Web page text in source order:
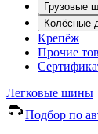
Грузовые
Колёсные
Крепёж
Прочие
Легковые шины
Подбор по